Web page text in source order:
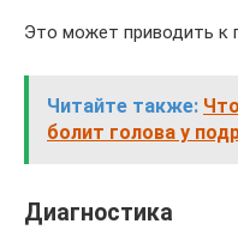
Это может приводить к
Читайте также:
болит голова у
Диагностика